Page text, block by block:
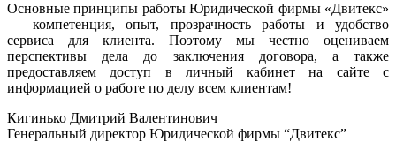
Основные принципы работы Юридической фирмы «Двитекс»
— компетенция, опыт, прозрачность работы и удобство
сервиса для клиента. Поэтому мы честно оцениваем
перспективы дела до заключения договора, а также
предоставляем доступ в личный кабинет на сайте с
информацией о работе по делу всем клиентам!
Кигинько Дмитрий Валентинович
Генеральный директор Юридической фирмы “Двитекс”